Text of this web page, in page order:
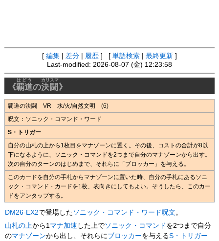
[ 編集 差分 履歴 ] [ 単語検索 最終更新 ]
Last-modified: 2026-08-07 (金) 12:23:58
《覇道
はどう
の決闘
カリスマ
》
覇道の決闘 VR 水/火/自然文明 (6)
呪文：ソニック・コマンド・ワード
S・トリガー
自分の山札の上から1枚目をマナゾーンに置く。その後、コストの合計が8以
下になるように、ソニック・コマンドを2つまで自分のマナゾーンから出す。
次の自分のターンのはじめまで、それらに「ブロッカー」を与える。
このカードを自分の手札からマナゾーンに置いた時、自分の手札にあるソニ
ック・コマンド・カードを1枚、表向きにしてもよい。そうしたら、このカー
ドをアンタップする。
DM26-EX2で登場した ソニック・コマンド・ワード呪文 。
山札の上から1マナ加速 した上でソニック・コマンド を2つまで自分
のマナゾーンから出し、それらにブロッカーを与えるS・トリガー